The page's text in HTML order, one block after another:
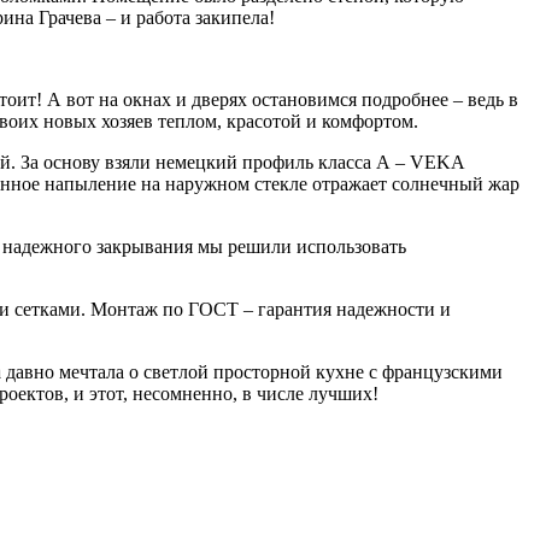
Грачева – и работа закипела!
А вот на окнах и дверях остановимся подробнее – ведь в
новых хозяев теплом, красотой и комфортом.
За основу взяли немецкий профиль класса А – VEKA
напыление на наружном стекле отражает солнечный жар
закрывания мы решили использовать
сетками. Монтаж по ГОСТ – гарантия надежности и
мечтала о светлой просторной кухне с французскими
и этот, несомненно, в числе лучших!